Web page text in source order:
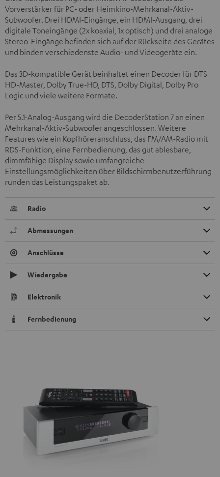
Vorverstärker für PC- oder Heimkino-Mehrkanal-Aktiv-
Subwoofer. Drei HDMI-Eingänge, ein HDMI-Ausgang, drei
digitale Toneingänge (2x koaxial, 1x optisch) und drei analoge
Stereo-Eingänge befinden sich auf der Rückseite des Gerätes
und binden verschiedenste Audio- und Videogeräte ein.
Das 3D-kompatible Gerät beinhaltet einen Decoder für DTS
HD-Master, Dolby True-HD, DTS, Dolby Digital, Dolby Pro
Logic und viele weitere Formate.
Per 5.1-Analog-Ausgang wird die DecoderStation 7 an einen
Mehrkanal-Aktiv-Subwoofer angeschlossen. Weitere
Features wie ein Kopfhöreranschluss, das FM/AM-Radio mit
RDS-Funktion, eine Fernbedienung, das gut ablesbare,
dimmfähige Display sowie umfangreiche
Einstellungsmöglichkeiten über Bildschirmbenutzerführung
runden das Leistungspaket ab.
Radio
Abmessungen
Anschlüsse
Wiedergabe
Elektronik
Fernbedienung